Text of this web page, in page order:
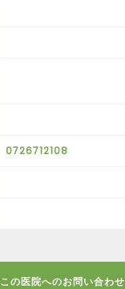
0726712108
この医院へのお問い合わせ